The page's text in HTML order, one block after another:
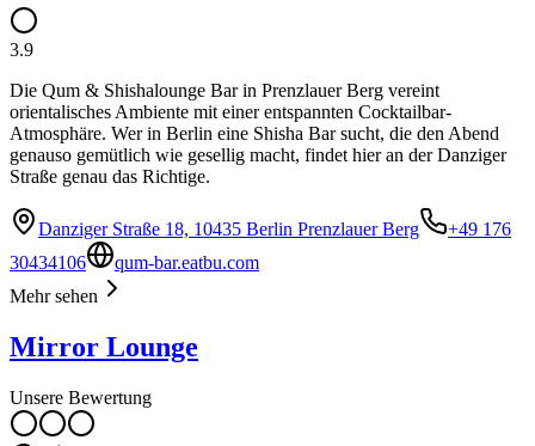
3.9
Die Qum & Shishalounge Bar in Prenzlauer Berg vereint
orientalisches Ambiente mit einer entspannten Cocktailbar-
Atmosphäre. Wer in Berlin eine Shisha Bar sucht, die den Abend
genauso gemütlich wie gesellig macht, findet hier an der Danziger
Straße genau das Richtige.
Danziger Straße 18, 10435 Berlin Prenzlauer Berg
+49 176
30434106
qum-bar.eatbu.com
Mehr sehen
Mirror Lounge
Unsere Bewertung